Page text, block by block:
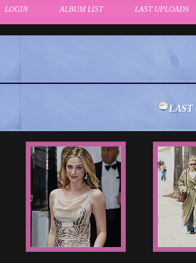
LOGIN ALBUM LIST LAST UPLOADS
LAST